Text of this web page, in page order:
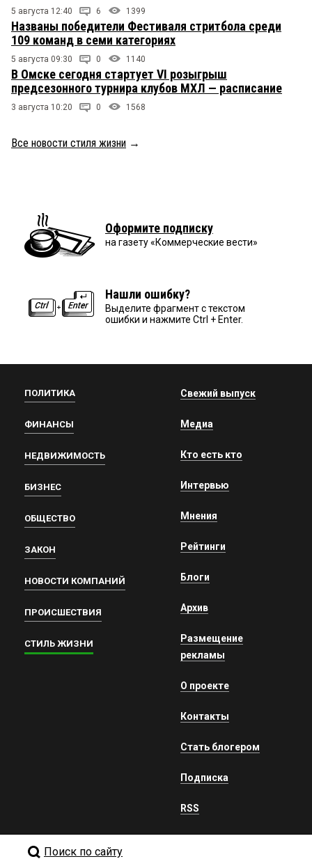
5 августа 12:40 6 1399
Названы победители Фестиваля стритбола среди
109 команд в семи категориях
5 августа 09:30 0 1140
В Омске сегодня стартует VI розыгрыш
предсезонного турнира клубов МХЛ — расписание
3 августа 10:20 0 1568
Все новости стиля жизни →
Оформите подписку
на газету «Коммерческие вести»
Нашли ошибку?
Выделите фрагмент с текстом
ошибки и нажмите Ctrl + Enter.
ПОЛИТИКА
ФИНАНСЫ
НЕДВИЖИМОСТЬ
БИЗНЕС
ОБЩЕСТВО
ЗАКОН
НОВОСТИ КОМПАНИЙ
ПРОИСШЕСТВИЯ
СТИЛЬ ЖИЗНИ
Свежий выпуск
Медиа
Кто есть кто
Интервью
Мнения
Рейтинги
Блоги
Архив
Размещение
рекламы
О проекте
Контакты
Стать блогером
Подписка
RSS
Поиск по сайту